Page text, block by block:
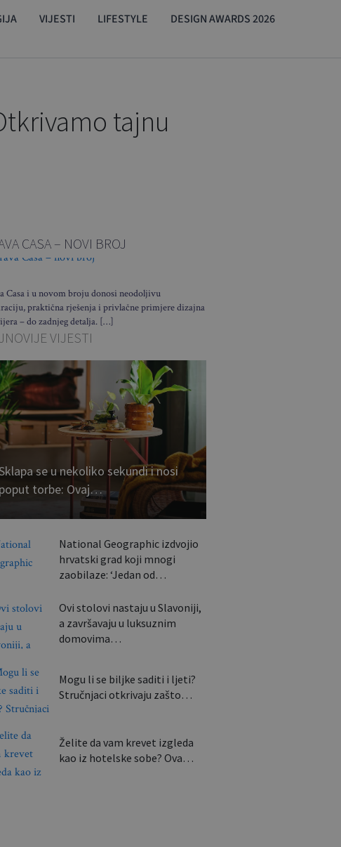
VIJESTI LIFESTYLE DESIGN AWARDS 2026
tajnu
CASA – NOVI BROJ
Casa i u novom broju donosi neodoljivu
praktična rješenja i privlačne primjere dizajna
– do zadnjeg detalja. […]
VIJESTI
se u nekoliko sekundi i nosi
poput torbe: Ovaj…
National Geographic izdvojio
hrvatski grad koji mnogi
zaobilaze: ‘Jedan od…
Ovi stolovi nastaju u Slavoniji,
a završavaju u luksuznim
domovima…
Mogu li se biljke saditi i ljeti?
Stručnjaci otkrivaju zašto…
Želite da vam krevet izgleda
kao iz hotelske sobe? Ova…